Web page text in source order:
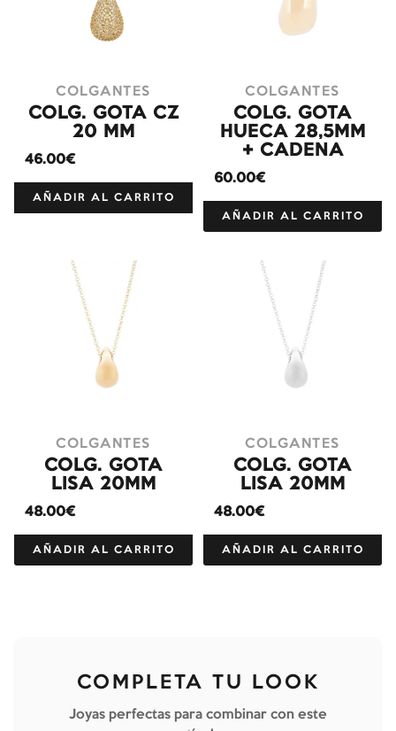
COLGANTES
COLG. GOTA CZ
20 MM
46.00€
AÑADIR AL CARRITO
COLGANTES
COLG. GOTA
HUECA 28,5MM
+ CADENA
60.00€
AÑADIR AL CARRITO
COLGANTES
COLG. GOTA
LISA 20MM
48.00€
AÑADIR AL CARRITO
COLGANTES
COLG. GOTA
LISA 20MM
48.00€
AÑADIR AL CARRITO
COMPLETA TU LOOK
Joyas perfectas para combinar con este